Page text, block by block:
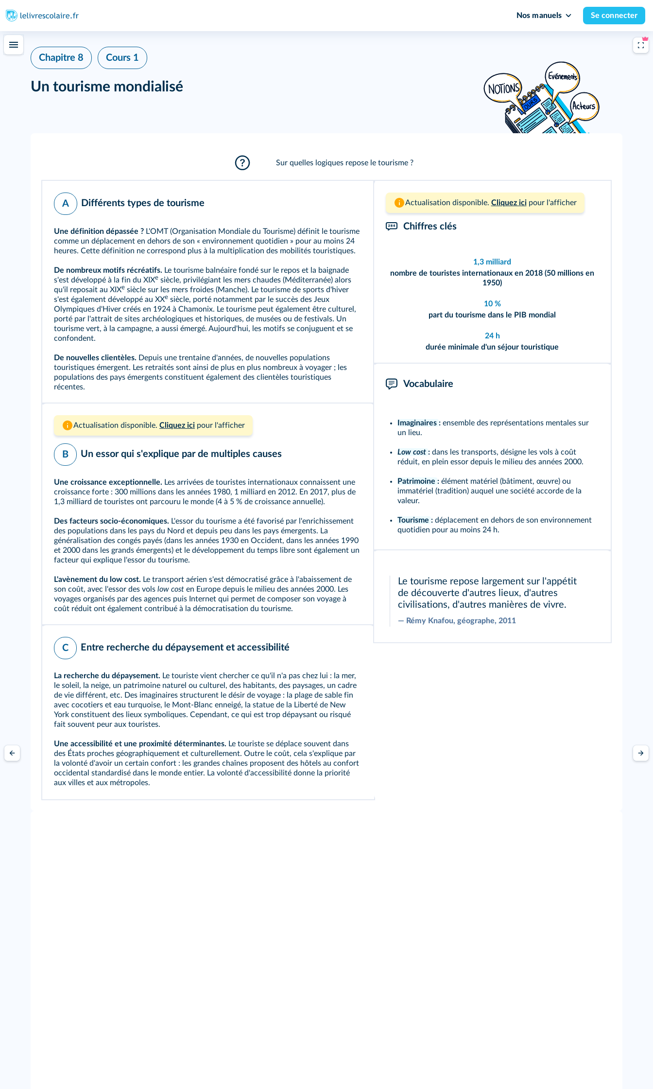
Nos manuels Se connecter
Chapitre 8 Cours 1
Un tourisme mondialisé
Sur quelles logiques repose le tourisme ?
A Différents types de tourisme
Une définition dépassée ? L'OMT (Organisation Mondiale du Tourisme) définit le tourisme
comme un déplacement en dehors de son « environnement quotidien » pour au moins 24
heures. Cette définition ne correspond plus à la multiplication des mobilités touristiques.
De nombreux motifs récréatifs. Le tourisme balnéaire fondé sur le repos et la baignade
s'est développé à la fin du XIXe siècle, privilégiant les mers chaudes (Méditerranée) alors
qu'il reposait au XIXe siècle sur les mers froides (Manche). Le tourisme de sports d'hiver
s'est également développé au XXe siècle, porté notamment par le succès des Jeux
Olympiques d'Hiver créés en 1924 à Chamonix. Le tourisme peut également être culturel,
porté par l'attrait de sites archéologiques et historiques, de musées ou de festivals. Un
tourisme vert, à la campagne, a aussi émergé. Aujourd'hui, les motifs se conjuguent et se
confondent.
De nouvelles clientèles. Depuis une trentaine d'années, de nouvelles populations
touristiques émergent. Les retraités sont ainsi de plus en plus nombreux à voyager ; les
populations des pays émergents constituent également des clientèles touristiques
récentes.
Actualisation disponible. Cliquez ici pour l'afficher
B Un essor qui s'explique par de multiples causes
Une croissance exceptionnelle. Les arrivées de touristes internationaux connaissent une
croissance forte : 300 millions dans les années 1980, 1 milliard en 2012. En 2017, plus de
1,3 milliard de touristes ont parcouru le monde (4 à 5 % de croissance annuelle).
Des facteurs socio-économiques. L'essor du tourisme a été favorisé par l'enrichissement
des populations dans les pays du Nord et depuis peu dans les pays émergents. La
généralisation des congés payés (dans les années 1930 en Occident, dans les années 1990
et 2000 dans les grands émergents) et le développement du temps libre sont également un
facteur qui explique l'essor du tourisme.
L'avènement du low cost. Le transport aérien s'est démocratisé grâce à l'abaissement de
son coût, avec l'essor des vols low cost en Europe depuis le milieu des années 2000. Les
voyages organisés par des agences puis Internet qui permet de composer son voyage à
coût réduit ont également contribué à la démocratisation du tourisme.
C Entre recherche du dépaysement et accessibilité
La recherche du dépaysement. Le touriste vient chercher ce qu'il n'a pas chez lui : la mer,
le soleil, la neige, un patrimoine naturel ou culturel, des habitants, des paysages, un cadre
de vie différent, etc. Des imaginaires structurent le désir de voyage : la plage de sable fin
avec cocotiers et eau turquoise, le Mont-Blanc enneigé, la statue de la Liberté de New
York constituent des lieux symboliques. Cependant, ce qui est trop dépaysant ou risqué
fait souvent peur aux touristes.
Une accessibilité et une proximité déterminantes. Le touriste se déplace souvent dans
des États proches géographiquement et culturellement. Outre le coût, cela s'explique par
la volonté d'avoir un certain confort : les grandes chaînes proposent des hôtels au confort
occidental standardisé dans le monde entier. La volonté d'accessibilité donne la priorité
aux villes et aux métropoles.
Actualisation disponible. Cliquez ici pour l'afficher
Chiffres clés
1,3 milliard
nombre de touristes internationaux en 2018 (50 millions en
1950)
10 %
part du tourisme dans le PIB mondial
24 h
durée minimale d'un séjour touristique
Vocabulaire
Imaginaires : ensemble des représentations mentales sur
un lieu.
Low cost : dans les transports, désigne les vols à coût
réduit, en plein essor depuis le milieu des années 2000.
Patrimoine : élément matériel (bâtiment, œuvre) ou
immatériel (tradition) auquel une société accorde de la
valeur.
Tourisme : déplacement en dehors de son environnement
quotidien pour au moins 24 h.
Le tourisme repose largement sur l'appétit
de découverte d'autres lieux, d'autres
civilisations, d'autres manières de vivre.
― Rémy Knafou, géographe, 2011